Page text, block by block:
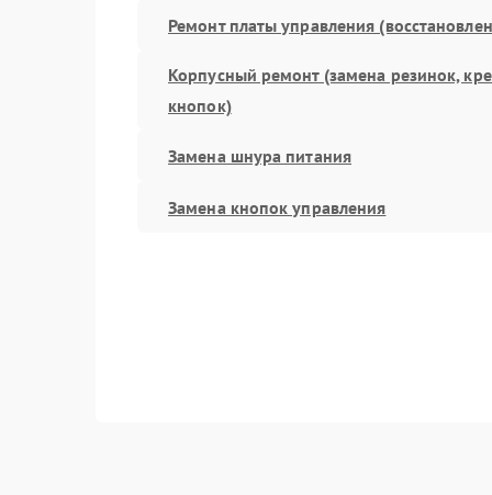
Ремонт платы управления
Корпусный ремонт (замена резинок,
кнопок)
Замена шнура питания
Замена кнопок управления